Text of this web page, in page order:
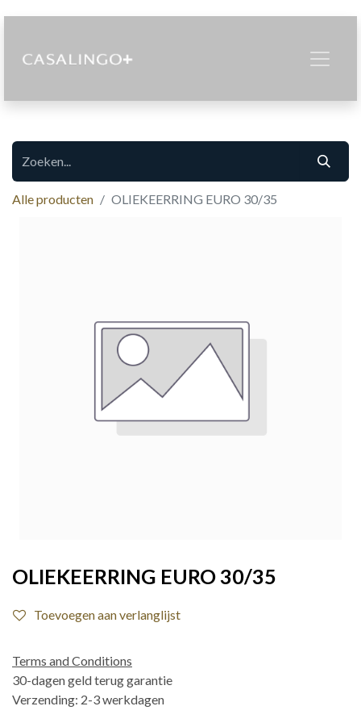
Alle producten OLIEKEERRING EURO 30/35
OLIEKEERRING EURO 30/35
Toevoegen aan verlanglijst
Terms and Conditions
30-dagen geld terug garantie
Verzending: 2-3 werkdagen